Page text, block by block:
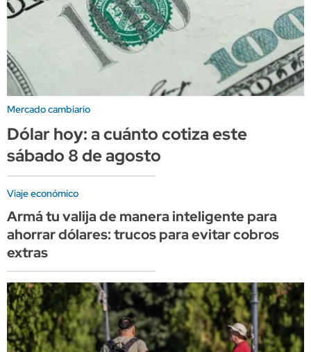
Mercado cambiario
Dólar hoy: a cuánto cotiza este
sábado 8 de agosto
Viaje económico
Armá tu valija de manera inteligente para
ahorrar dólares: trucos para evitar cobros
extras